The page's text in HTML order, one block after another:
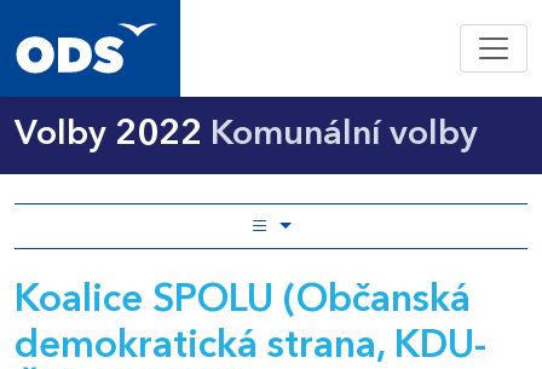
Volby 2022 Komunální volby
Koalice SPOLU (Občanská
demokratická strana, KDU-